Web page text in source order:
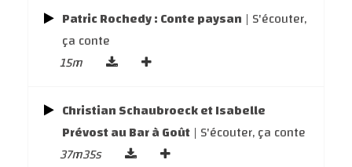
Patric Rochedy : Conte paysan | S'écouter,
ça conte
15m
Christian Schaubroeck et Isabelle
Prévost au Bar à Goût | S'écouter, ça conte
37m35s